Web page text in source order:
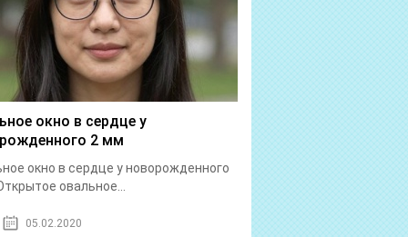
окно в сердце у
2 мм
окно в сердце у новорожденного
овальное...
05.02.2020